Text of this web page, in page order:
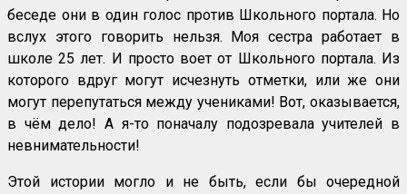
беседе они в один голос против Школьного портала. Но
вслух этого говорить нельзя. Моя сестра работает в
школе 25 лет. И просто воет от Школьного портала. Из
которого вдруг могут исчезнуть отметки, или же они
могут перепутаться между учениками! Вот, оказывается,
в чём дело! А я-то поначалу подозревала учителей в
невнимательности!
Этой истории могло и не быть, если бы очередной